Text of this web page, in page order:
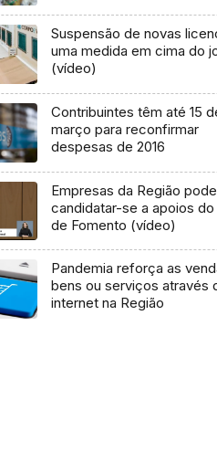
Suspensão de novas
uma medida em cima do
(vídeo)
Contribuintes têm até 15
março para reconfirmar
despesas de 2016
Empresas da Região
candidatar-se a apoios do
de Fomento (vídeo)
Pandemia reforça as
bens ou serviços através
internet na Região